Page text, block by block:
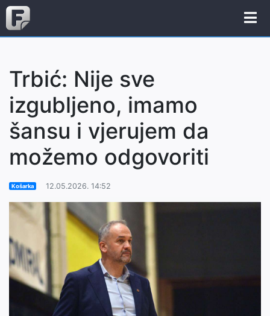
Trbić: Nije sve
izgubljeno, imamo
šansu i vjerujem da
možemo odgovoriti
Košarka 12.05.2026. 14:52